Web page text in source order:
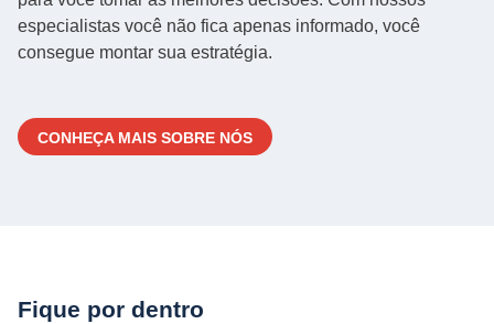
especialistas você não fica apenas informado, você
consegue montar sua estratégia.
CONHEÇA MAIS SOBRE NÓS
Fique por dentro